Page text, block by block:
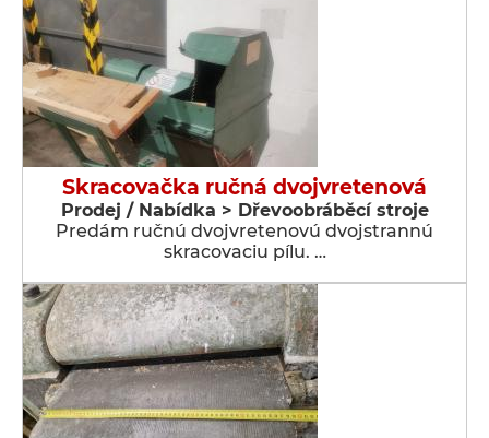
Skracovačka ručná dvojvretenová
Prodej / Nabídka > Dřevoobráběcí stroje
Predám ručnú dvojvretenovú dvojstrannú
skracovaciu pílu. …